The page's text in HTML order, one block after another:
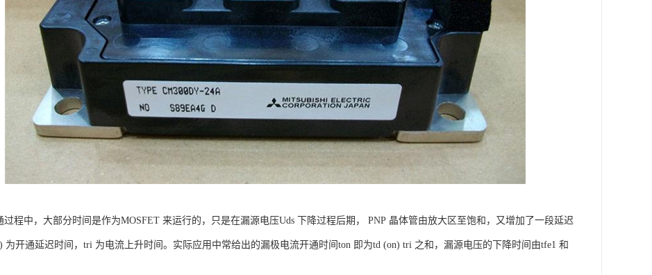
过程中，大部分时间是作为MOSFET 来运行的，只是在漏源电压Uds 下降过程后期， PNP 晶体管由放大区至饱和，又增加了一段延迟
为开通延迟时间，tri 为电流上升时间。实际应用中常给出的漏极电流开通时间ton 即为td (on) tri 之和，漏源电压的下降时间由tfe1 和